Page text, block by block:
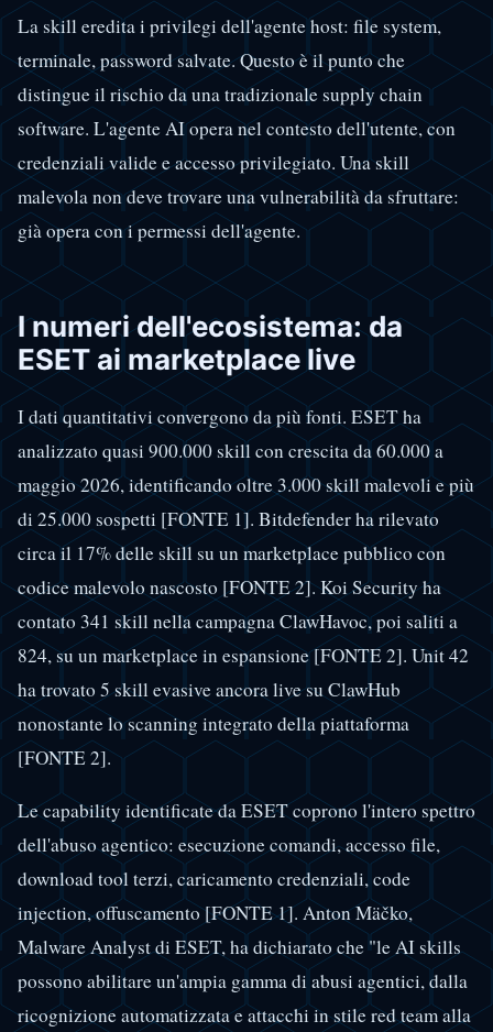
La skill eredita i privilegi dell'agente host: file system,
terminale, password salvate. Questo è il punto che
distingue il rischio da una tradizionale supply chain
software. L'agente AI opera nel contesto dell'utente, con
credenziali valide e accesso privilegiato. Una skill
malevola non deve trovare una vulnerabilità da sfruttare:
già opera con i permessi dell'agente.
I numeri dell'ecosistema: da
ESET ai marketplace live
I dati quantitativi convergono da più fonti. ESET ha
analizzato quasi 900.000 skill con crescita da 60.000 a
maggio 2026, identificando oltre 3.000 skill malevoli e più
di 25.000 sospetti [FONTE 1]. Bitdefender ha rilevato
circa il 17% delle skill su un marketplace pubblico con
codice malevolo nascosto [FONTE 2]. Koi Security ha
contato 341 skill nella campagna ClawHavoc, poi saliti a
824, su un marketplace in espansione [FONTE 2]. Unit 42
ha trovato 5 skill evasive ancora live su ClawHub
nonostante lo scanning integrato della piattaforma
[FONTE 2].
Le capability identificate da ESET coprono l'intero spettro
dell'abuso agentico: esecuzione comandi, accesso file,
download tool terzi, caricamento credenziali, code
injection, offuscamento [FONTE 1]. Anton Mäčko,
Malware Analyst di ESET, ha dichiarato che "le AI skills
possono abilitare un'ampia gamma di abusi agentici, dalla
ricognizione automatizzata e attacchi in stile red team alla